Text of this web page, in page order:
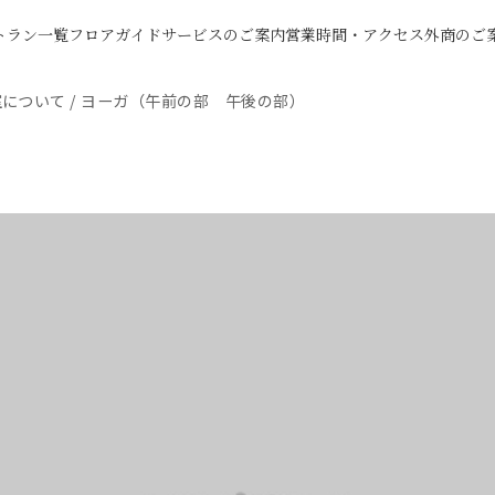
ラン一覧フロアガイドサービスのご案内営業時間・アクセス外商のご
ついて / ヨーガ（午前の部 午後の部）